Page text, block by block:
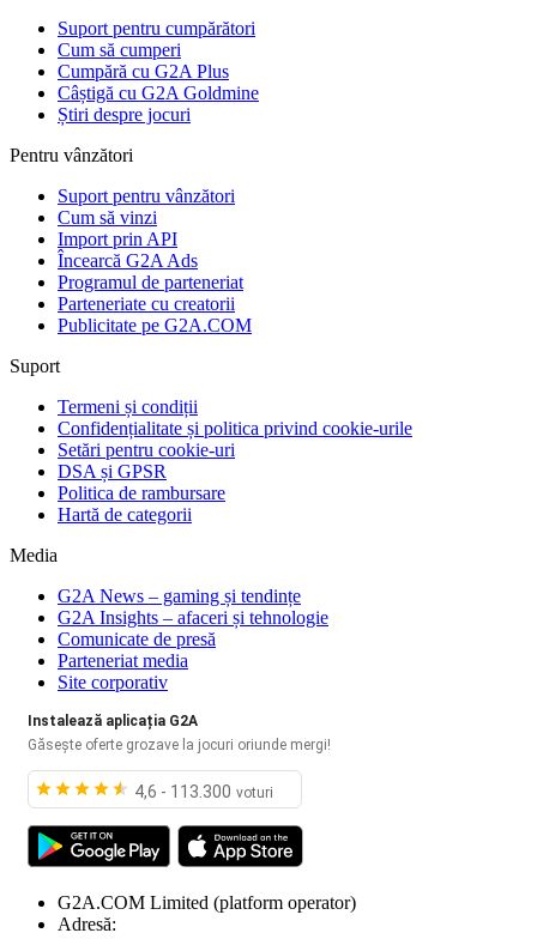
Suport pentru cumpărători
Cum să cumperi
Cumpără cu G2A Plus
Câștigă cu G2A Goldmine
Știri despre jocuri
Pentru vânzători
Suport pentru vânzători
Cum să vinzi
Import prin API
Încearcă G2A Ads
Programul de parteneriat
Parteneriate cu creatorii
Publicitate pe G2A.COM
Suport
Termeni și condiții
Confidențialitate și politica privind cookie-urile
Setări pentru cookie-uri
DSA și GPSR
Politica de rambursare
Hartă de categorii
Media
G2A News – gaming și tendințe
G2A Insights – afaceri și tehnologie
Comunicate de presă
Parteneriat media
Site corporativ
Instalează aplicația G2A
Găsește oferte grozave la jocuri oriunde mergi!
4,6 - 113.300 voturi
G2A.COM Limited (platform operator)
Adresă: